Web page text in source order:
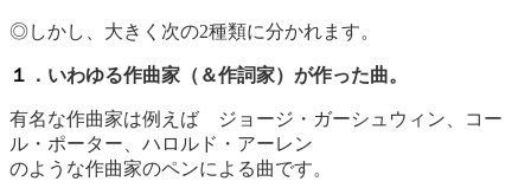
◎しかし、大きく次の2種類に分かれます。
１ ．いわゆる作曲家（＆作詞家）が作った曲。
有名な作曲家は例えば ジョージ・ガーシュウィン、コー
ル・ポーター、ハロルド・アーレン
のような作曲家のペンによる曲です。